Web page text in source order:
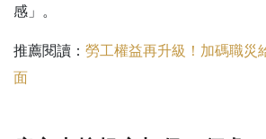
感」。
推薦閱讀： 勞工權益再升級！加碼職災
面